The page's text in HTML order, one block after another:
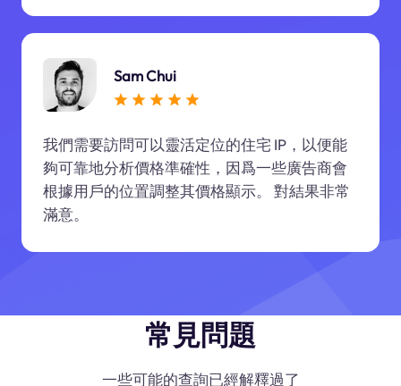
Sam Chui
我們需要訪問可以靈活定位的住宅 IP，以便能
夠可靠地分析價格準確性，因爲一些廣告商會
根據用戶的位置調整其價格顯示。 對結果非常
滿意。
常見問題
一些可能的查詢已經解釋過了